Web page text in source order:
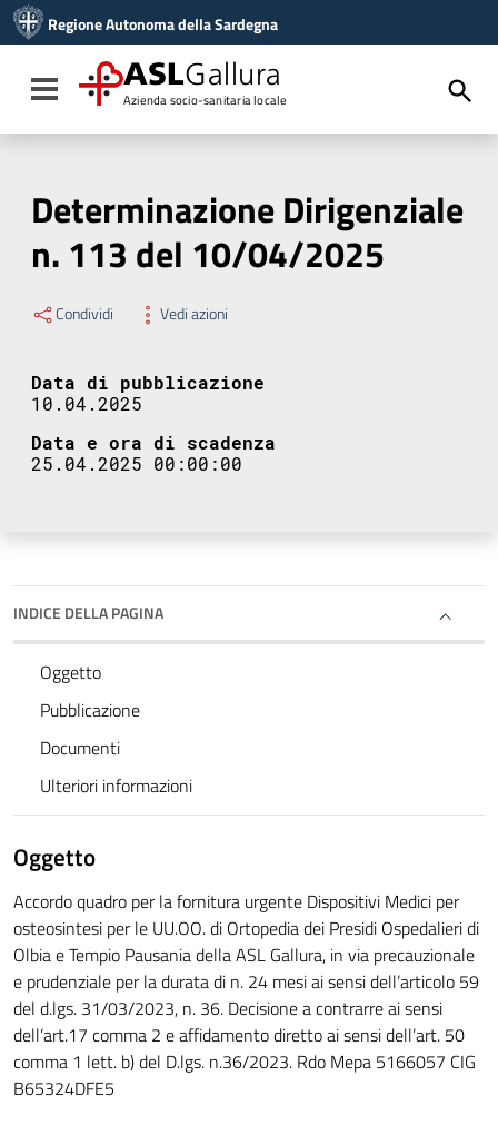
Vai al menu di navigazione
Vai al footer
Regione Autonoma della Sardegna
Toggle navigation
ASLGallura
Azienda socio-sanitaria locale
Determinazione Dirigenziale
n. 113 del 10/04/2025
Condividi Vedi azioni
Data di pubblicazione
10.04.2025
Data e ora di scadenza
25.04.2025 00:00:00
INDICE DELLA PAGINA
Oggetto
Pubblicazione
Documenti
Ulteriori informazioni
Oggetto
Accordo quadro per la fornitura urgente Dispositivi Medici per
osteosintesi per le UU.OO. di Ortopedia dei Presidi Ospedalieri di
Olbia e Tempio Pausania della ASL Gallura, in via precauzionale
e prudenziale per la durata di n. 24 mesi ai sensi dell’articolo 59
del d.lgs. 31/03/2023, n. 36. Decisione a contrarre ai sensi
dell’art.17 comma 2 e affidamento diretto ai sensi dell’art. 50
comma 1 lett. b) del D.lgs. n.36/2023. Rdo Mepa 5166057 CIG
B65324DFE5